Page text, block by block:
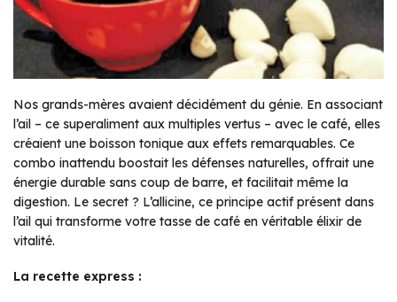
Nos grands-mères avaient décidément du génie. En associant
l’ail – ce superaliment aux multiples vertus – avec le café, elles
créaient une boisson tonique aux effets remarquables. Ce
combo inattendu boostait les défenses naturelles, offrait une
énergie durable sans coup de barre, et facilitait même la
digestion. Le secret ? L’allicine, ce principe actif présent dans
l’ail qui transforme votre tasse de café en véritable élixir de
vitalité.
La recette express :